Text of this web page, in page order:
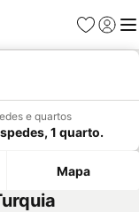
Favoritos
Iniciar
e quartos
1 quarto.
Mapa